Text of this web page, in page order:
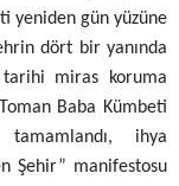
yeniden gün yüzüne
dört bir yanında
tarihi miras koruma
Baba Kümbeti
ihya
Şehir” manifestosu